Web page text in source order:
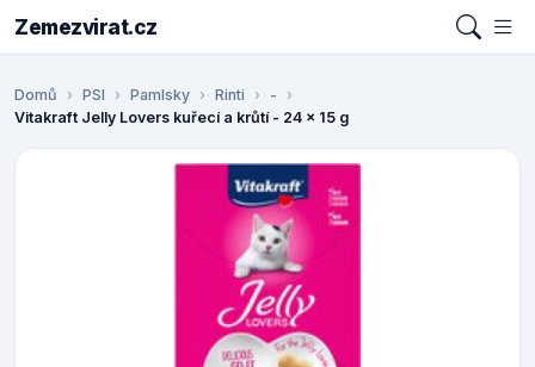
Zemezvirat.cz
Domů PSI Pamlsky Rinti
-
Vitakraft Jelly Lovers kuřecí a krůtí - 24 x 15 g